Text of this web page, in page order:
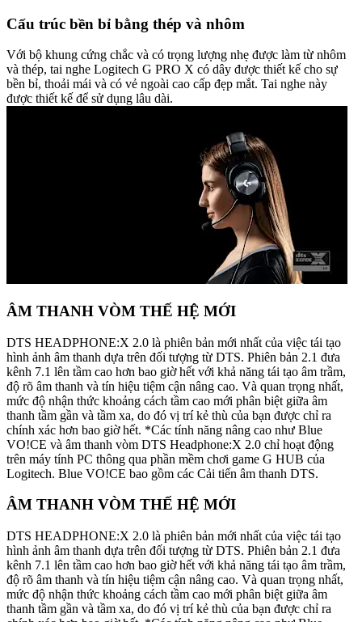
Cấu trúc bền bỉ bằng thép và nhôm
Với bộ khung cứng chắc và có trọng lượng nhẹ được làm từ nhôm
và thép, tai nghe Logitech G PRO X có dây được thiết kế cho sự
bền bỉ, thoải mái và có vẻ ngoài cao cấp đẹp mắt. Tai nghe này
được thiết kế để sử dụng lâu dài.
ÂM THANH VÒM THẾ HỆ MỚI
DTS HEADPHONE:X 2.0 là phiên bản mới nhất của việc tái tạo
hình ảnh âm thanh dựa trên đối tượng từ DTS. Phiên bản 2.1 đưa
kênh 7.1 lên tầm cao hơn bao giờ hết với khả năng tái tạo âm trầm,
độ rõ âm thanh và tín hiệu tiệm cận nâng cao. Và quan trọng nhất,
mức độ nhận thức khoảng cách tầm cao mới phân biệt giữa âm
thanh tầm gần và tầm xa, do đó vị trí kẻ thù của bạn được chỉ ra
chính xác hơn bao giờ hết. *Các tính năng nâng cao như Blue
VO!CE và âm thanh vòm DTS Headphone:X 2.0 chỉ hoạt động
trên máy tính PC thông qua phần mềm chơi game G HUB của
Logitech. Blue VO!CE bao gồm các Cải tiến âm thanh DTS.
ÂM THANH VÒM THẾ HỆ MỚI
DTS HEADPHONE:X 2.0 là phiên bản mới nhất của việc tái tạo
hình ảnh âm thanh dựa trên đối tượng từ DTS. Phiên bản 2.1 đưa
kênh 7.1 lên tầm cao hơn bao giờ hết với khả năng tái tạo âm trầm,
độ rõ âm thanh và tín hiệu tiệm cận nâng cao. Và quan trọng nhất,
mức độ nhận thức khoảng cách tầm cao mới phân biệt giữa âm
thanh tầm gần và tầm xa, do đó vị trí kẻ thù của bạn được chỉ ra